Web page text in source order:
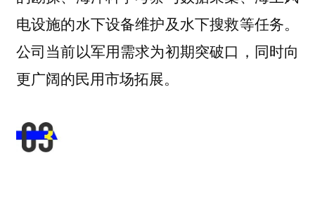
电设施的水下设备维护及水下搜救等任务。
公司当前以军用需求为初期突破口，同时向
更广阔的民用市场拓展。